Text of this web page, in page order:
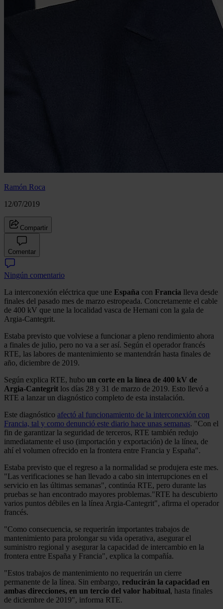
Ramón Roca
12/07/2019
Compartir
Comentar
Ningún comentario
La interconexión eléctrica que une España con Francia lleva desde
finales del pasado mes de marzo estropeada. Concretamente el cable
de 400 kV que une la localidad vasca de Hernani con la gala de
Argia-Cantegrit.
Estaba previsto que volviese a funcionar a pleno rendimiento ahora
a finales de julio, pero no va a ser así. Según el operador francés
RTE, las labores de mantenimiento se mantendrán hasta finales de
año, diciembre de 2019.
Según explica RTE, hubo un corte en la línea de 400 kV de
Argia-Cantegrit los días 28 y 31 de marzo de 2019. Esto llevó a
RTE a lanzar un diagnóstico completo de esta instalación.
Este diagnóstico afectó al funcionamiento de la interconexión con
Francia, tal y como denunció este diario hace unas semanas. "Con el
fin de garantizar la seguridad de terceros, RTE también redujo
inmediatamente el uso (importación y exportación) de la línea, de
ahí el volumen ofrecido en la frontera entre Francia y España".
Estaba previsto que el regreso a la normalidad se produjera este mes.
"Las verificaciones se han llevado a cabo sin interrupciones en el
servicio en las últimas semanas", continúa RTE, pero durante las
pruebas se han encontrado mayores problemas."RTE ha descubierto
varios puntos débiles en la línea Argia-Cantegrit", afirma el operador
francés.
"Como consecuencia, se requerirán importantes trabajos de
mantenimiento para prolongar su vida operativa, asegurar el
suministro regional y asegurar la capacidad de intercambio en la
frontera entre España y Francia", explica la compañía.
"Estos trabajos de mantenimiento no requerirán un cierre
permanente de la línea. Sin embargo, reducirán la capacidad en
ambas direcciones, en un tercio del valor habitual, hasta finales
de diciembre de 2019", informa RTE.